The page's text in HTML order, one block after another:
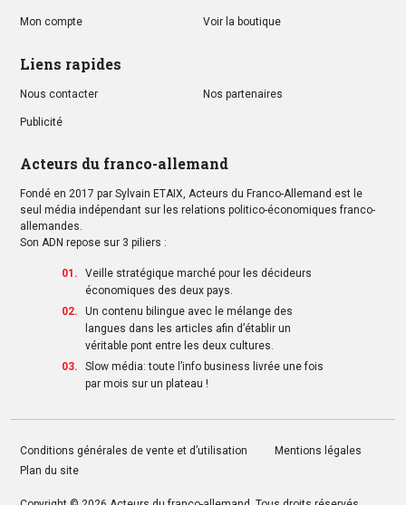
Mon compte Voir la boutique
Liens rapides
Nous contacter Nos partenaires
Publicité
Acteurs du franco-allemand
Fondé en 2017 par Sylvain ETAIX, Acteurs du Franco-Allemand est le
seul média indépendant sur les relations politico-économiques franco-
allemandes.
Son ADN repose sur 3 piliers :
Veille stratégique marché pour les décideurs
économiques des deux pays.
Un contenu bilingue avec le mélange des
langues dans les articles afin d’établir un
véritable pont entre les deux cultures.
Slow média: toute l’info business livrée une fois
par mois sur un plateau !
Conditions générales de vente et d’utilisation
Mentions légales
Plan du site